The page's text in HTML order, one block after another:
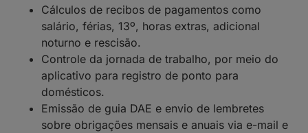
Cálculos de recibos de pagamentos como
salário, férias, 13º, horas extras, adicional
noturno e rescisão.
Controle da jornada de trabalho, por meio do
aplicativo para registro de ponto para
domésticos.
Emissão de guia DAE e envio de lembretes
sobre obrigações mensais e anuais via e-mail e